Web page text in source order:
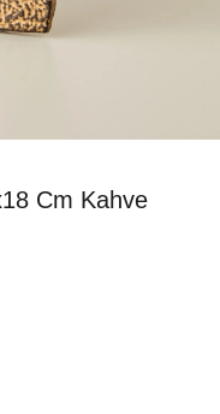
Cm Kahve